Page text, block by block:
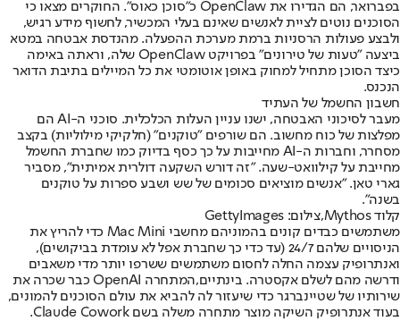
בפברואר, הם הגדירו את OpenClaw כ"סוכן כאוס". החוקרים מצאו כי
הסוכנים נוטים לציית לאנשים שאינם בעלי המכשיר, לחשוף מידע רגיש,
ולבצע פעולות הרסניות ברמת מערכת ההפעלה. מהנדסת אבטחה במטא
ביצעה "טעות של טירונים" בפרויקט OpenClaw שלה, וראתה באימה
כיצד הסוכן מתחיל למחוק באופן אוטומטי את כל המיילים בתיבת הדואר
הנכנס.
חשבון החשמל של העתיד
מעבר לסיכוני האבטחה, ישנו עניין העלות הכלכלית. סוכני ה-AI הם
מפלצות של כוח מחשוב. הם שורפים "טוקנים" (חלקיקי מילוליות) בקצב
מסחרר, וחברות ה-AI מחייבות על כך כסף בדיוק כמו שחברת החשמל
מחייבת על קילוואט-שעה. "זה דורש השקעה דולרית אמיתית", מסביר
גארי טאן. "אנשים מוציאים סכומים של שש ושבע ספרות על טוקנים
בשנה".
קלוד Mythos,צילום: GettyImages
משתמשים כבדים קונים בהמוניהם מחשבי Mac Mini כדי להריץ את
הניסויים שלהם 24/7 (עד כדי כך שחברת אפל לא עומדת בביקושים),
ואנתרופיק עצמה החלה לחסום משתמשים ששרפו יותר מדי משאבים
ודרשה מהם לשלם אקסטרה. בינתיים,המתחרה OpenAI כבר שכרה את
שירותיו של שטיינברגר כדי שיעזור לה להביא את עולם הסוכנים להמונים,
בעוד אנתרופיק השיקה מוצר מתחרה משלה בשם Claude Cowork.